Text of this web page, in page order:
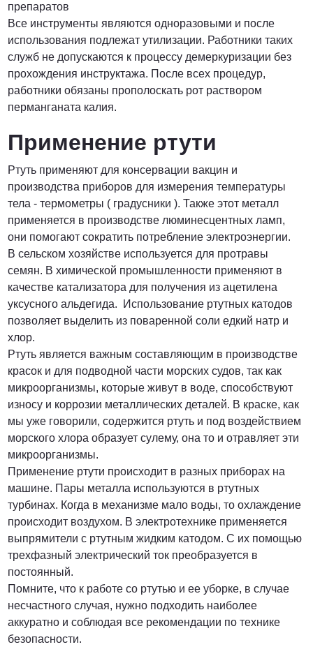
препаратов
Все инструменты являются одноразовыми и после
использования подлежат утилизации. Работники таких
служб не допускаются к процессу демеркуризации без
прохождения инструктажа. После всех процедур,
работники обязаны прополоскать рот раствором
перманганата калия.
Применение ртути
Ртуть применяют для консервации вакцин и
производства приборов для измерения температуры
тела - термометры ( градусники ). Также этот металл
применяется в производстве люминесцентных ламп,
они помогают сократить потребление электроэнергии.
В сельском хозяйстве используется для протравы
семян. В химической промышленности применяют в
качестве катализатора для получения из ацетилена
уксусного альдегида. Использование ртутных катодов
позволяет выделить из поваренной соли едкий натр и
хлор.
Ртуть является важным составляющим в производстве
красок и для подводной части морских судов, так как
микроорганизмы, которые живут в воде, способствуют
износу и коррозии металлических деталей. В краске, как
мы уже говорили, содержится ртуть и под воздействием
морского хлора образует сулему, она то и отравляет эти
микроорганизмы.
Применение ртути происходит в разных приборах на
машине. Пары металла используются в ртутных
турбинах. Когда в механизме мало воды, то охлаждение
происходит воздухом. В электротехнике применяется
выпрямители с ртутным жидким катодом. С их помощью
трехфазный электрический ток преобразуется в
постоянный.
Помните, что к работе со ртутью и ее уборке, в случае
несчастного случая, нужно подходить наиболее
аккуратно и соблюдая все рекомендации по технике
безопасности.